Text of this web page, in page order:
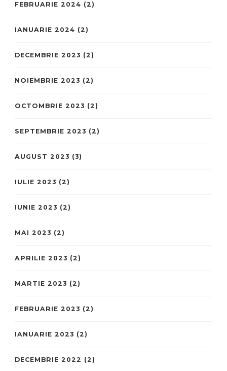
FEBRUARIE 2024 (2)
IANUARIE 2024 (2)
DECEMBRIE 2023 (2)
NOIEMBRIE 2023 (2)
OCTOMBRIE 2023 (2)
SEPTEMBRIE 2023 (2)
AUGUST 2023 (3)
IULIE 2023 (2)
IUNIE 2023 (2)
MAI 2023 (2)
APRILIE 2023 (2)
MARTIE 2023 (2)
FEBRUARIE 2023 (2)
IANUARIE 2023 (2)
DECEMBRIE 2022 (2)